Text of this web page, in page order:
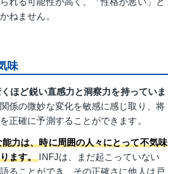
ねません。
味
ほど鋭い直感力と洞察力を持っていま
係の微妙な変化を敏感に感じ取り、将
正確に予測することができます。
力は、時に周囲の人々にとって不気味
ます。 INFJは、まだ起こっていない
ることができ、その正確さに他人は戸